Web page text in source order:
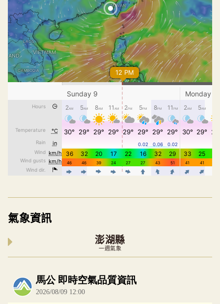
氣象資訊
澎湖縣
一週氣象
內嵌空氣品質小工具為視覺預覽，完整即時空